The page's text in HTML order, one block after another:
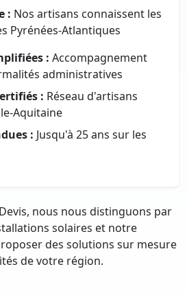
: Nos artisans connaissent les
Pyrénées-Atlantiques
: Accompagnement
administratives
: Réseau d'artisans
Aquitaine
: Jusqu'à 25 ans sur les
nous nous distinguons par
solaires et notre
des solutions sur mesure
de votre région.